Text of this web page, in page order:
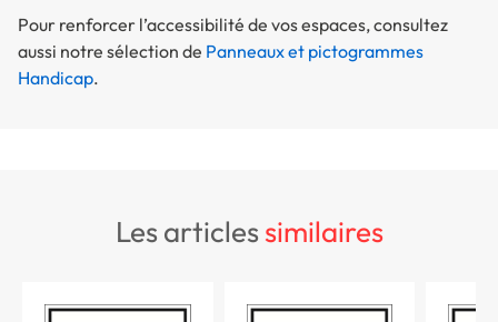
Pour renforcer l’accessibilité de vos espaces, consultez
aussi notre sélection de Panneaux et pictogrammes
Handicap.
les articlessimilaires